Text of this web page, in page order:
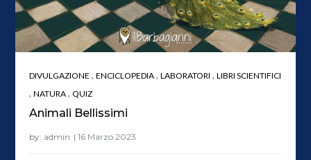
DIVULGAZIONE ,ENCICLOPEDIA ,LABORATORI ,LIBRI SCIENTIFICI
,NATURA ,QUIZ
Animali Bellissimi
by: admin